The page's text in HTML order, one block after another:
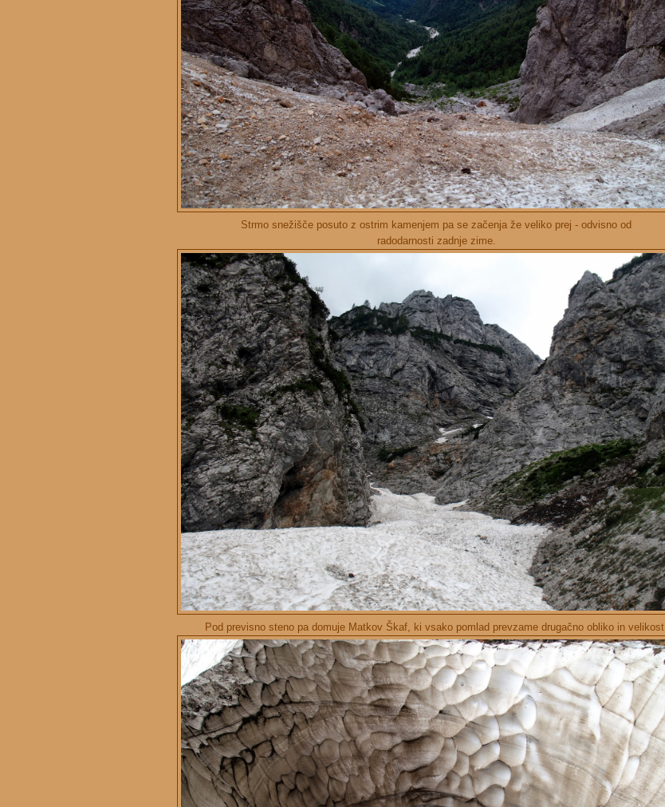
Strmo snežišče posuto z ostrim kamenjem pa se začenja že veliko prej - odvisno od
radodarnosti zadnje zime.
Pod previsno steno pa domuje Matkov Škaf, ki vsako pomlad prevzame drugačno obliko in velikost.